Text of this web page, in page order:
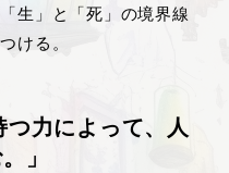
生」と「死」の境界線
ける。
力によって、人
」